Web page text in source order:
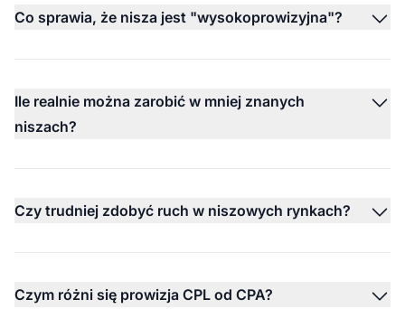
Co sprawia, że nisza jest "wysokoprowizyjna"?
Ile realnie można zarobić w mniej znanych
niszach?
Czy trudniej zdobyć ruch w niszowych rynkach?
Czym różni się prowizja CPL od CPA?